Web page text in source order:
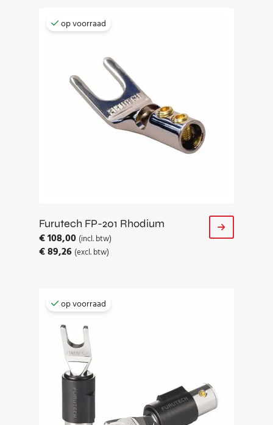
op voorraad
Furutech FP-201 Rhodium
€108,00 (incl. btw)
€89,26 (excl. btw)
op voorraad